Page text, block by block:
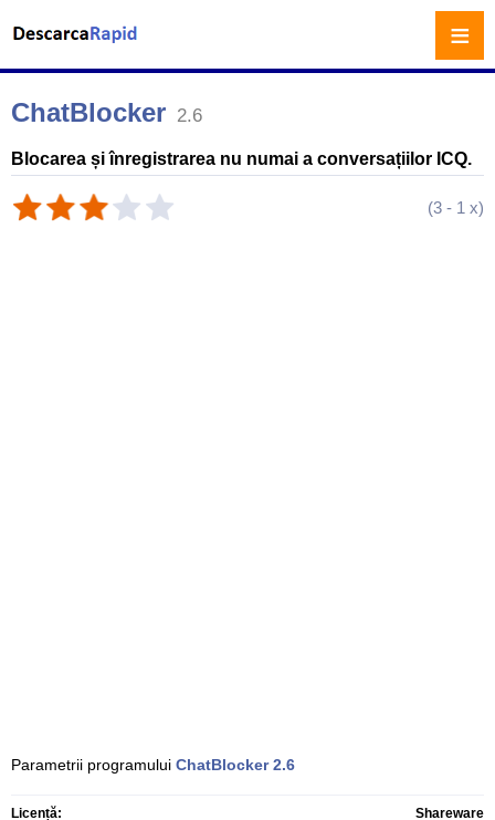
ChatBlocker 2.6
Blocarea și înregistrarea nu numai a conversațiilor ICQ.
(3 - 1 x)
Parametrii programului ChatBlocker 2.6
Licență: Shareware
≡